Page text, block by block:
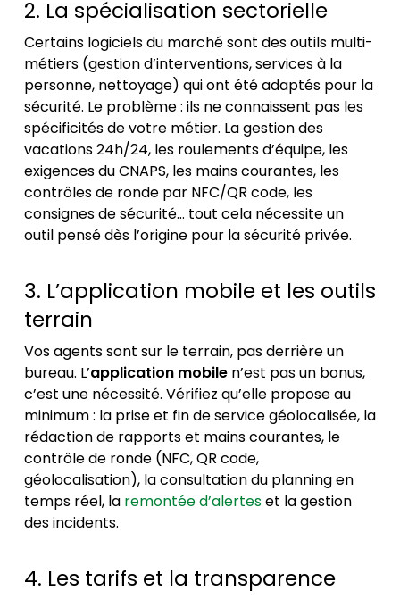
2. La spécialisation sectorielle
Certains logiciels du marché sont des outils multi-
métiers (gestion d’interventions, services à la
personne, nettoyage) qui ont été adaptés pour la
sécurité. Le problème : ils ne connaissent pas les
spécificités de votre métier. La gestion des
vacations 24h/24, les roulements d’équipe, les
exigences du CNAPS, les mains courantes, les
contrôles de ronde par NFC/QR code, les
consignes de sécurité… tout cela nécessite un
outil pensé dès l’origine pour la sécurité privée.
3. L’application mobile et les outils
terrain
Vos agents sont sur le terrain, pas derrière un
bureau. L’application mobilen’est pas un bonus,
c’est une nécessité. Vérifiez qu’elle propose au
minimum : la prise et fin de service géolocalisée, la
rédaction de rapports et mains courantes, le
contrôle de ronde (NFC, QR code,
géolocalisation), la consultation du planning en
temps réel, la remontée d’alerteset la gestion
des incidents.
4. Les tarifs et la transparence